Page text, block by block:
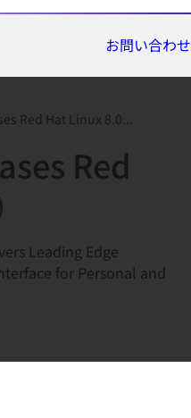
お問い合わせ
Red Hat Linux 8.0...
Red
Leading Edge
for Personal and